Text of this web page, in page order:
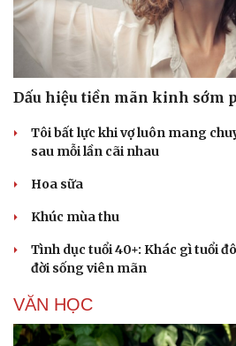
Dấu hiệu tiền mãn kinh sớm
Tôi bất lực khi vợ luôn mang
sau mỗi lần cãi nhau
Hoa sữa
Khúc mùa thu
Tình dục tuổi 40+: Khác gì tuổi
đời sống viên mãn
VĂN HỌC